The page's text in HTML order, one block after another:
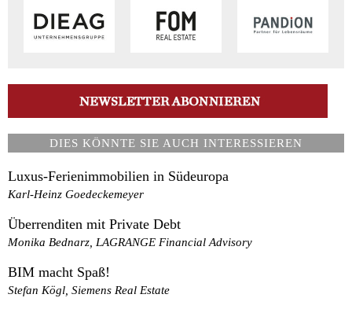
DIES KÖNNTE SIE AUCH INTERESSIEREN
Luxus-Ferienimmobilien in Südeuropa
Karl-Heinz Goedeckemeyer
Überrenditen mit Private Debt
Monika Bednarz, LAGRANGE Financial Advisory
BIM macht Spaß!
Stefan Kögl, Siemens Real Estate